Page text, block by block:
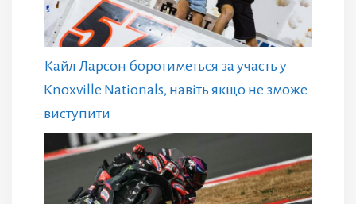
Кайл Ларсон боротиметься за участь у
Knoxville Nationals, навіть якщо не зможе
виступити